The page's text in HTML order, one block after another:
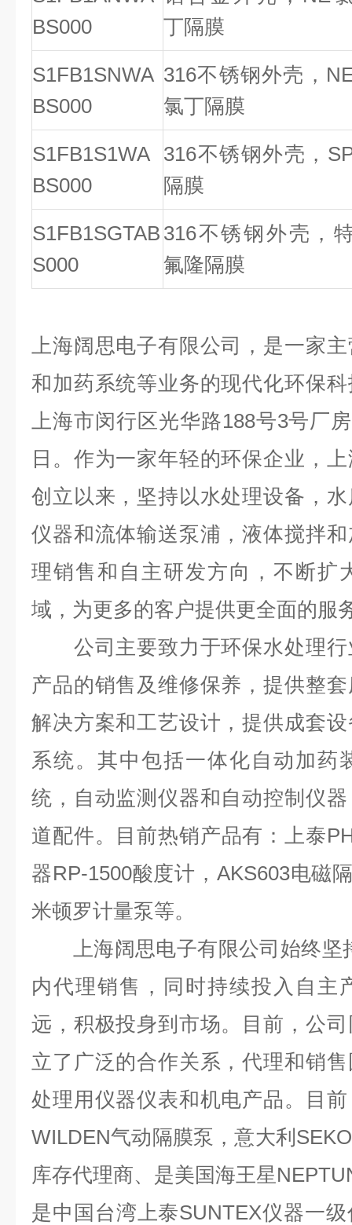
BS000
丁隔膜
S1FB1SNWA
BS000
316不锈钢外壳，
氯丁隔膜
S1FB1S1WA
BS000
316不锈钢外壳，
隔膜
S1FB1SGTAB
S000
316不锈钢外壳，
氟隆隔膜
上海阔思电子有限公司，是一家
和加药系统等业务的现代化环保
上海市闵行区光华路188号3号厂
日。作为一家年轻的环保企业，
创立以来，坚持以水处理设备，
仪器和流体输送泵浦，液体搅拌
理销售和自主研发方向，不断扩
域，为更多的客户提供更全面的服
公司主要致力于环保水处理行
产品的销售及维修保养，提供整
解决方案和工艺设计，提供成套
系统。其中包括一体化自动加药
统，自动监测仪器和自动控制仪
道配件。目前热销产品有：上泰
器RP-1500酸度计，AKS603电磁
米顿罗计量泵等。
上海阔思电子有限公司始终坚
内代理销售，同时持续投入自主
远，积极投身到市场。目前，公
立了广泛的合作关系，代理和销
处理用仪器仪表和机电产品。目
WILDEN气动隔膜泵，意大利
库存代理商、是美国海王星
是中国台湾上泰SUNTEX仪器一